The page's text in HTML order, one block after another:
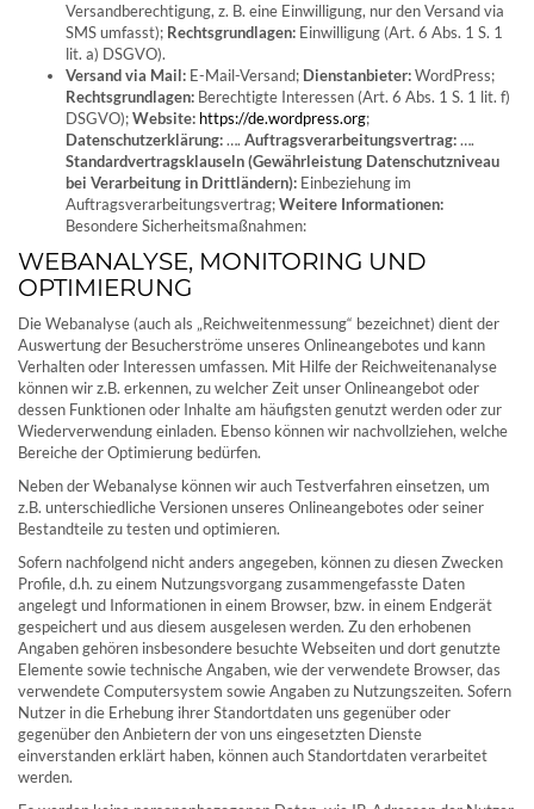
Versandberechtigung, z. B. eine Einwilligung, nur den Versand via
SMS umfasst); Rechtsgrundlagen: Einwilligung (Art. 6 Abs. 1 S. 1
lit. a) DSGVO).
Versand via Mail: E-Mail-Versand; Dienstanbieter:WordPress;
Rechtsgrundlagen: Berechtigte Interessen (Art. 6 Abs. 1 S. 1 lit. f)
DSGVO);Website: https://de.wordpress.org;
Datenschutzerklärung:…. Auftragsverarbeitungsvertrag:….
Standardvertragsklauseln (Gewährleistung Datenschutzniveau
bei Verarbeitung in Drittländern): Einbeziehung im
Auftragsverarbeitungsvertrag;Weitere Informationen:
Besondere Sicherheitsmaßnahmen:
WEBANALYSE, MONITORING UND
OPTIMIERUNG
Die Webanalyse (auch als „Reichweitenmessung“ bezeichnet) dient der
Auswertung der Besucherströme unseres Onlineangebotes und kann
Verhalten oder Interessen umfassen. Mit Hilfe der Reichweitenanalyse
können wir z.B. erkennen, zu welcher Zeit unser Onlineangebot oder
dessen Funktionen oder Inhalte am häufigsten genutzt werden oder zur
Wiederverwendung einladen. Ebenso können wir nachvollziehen, welche
Bereiche der Optimierung bedürfen.
Neben der Webanalyse können wir auch Testverfahren einsetzen, um
z.B. unterschiedliche Versionen unseres Onlineangebotes oder seiner
Bestandteile zu testen und optimieren.
Sofern nachfolgend nicht anders angegeben, können zu diesen Zwecken
Profile, d.h. zu einem Nutzungsvorgang zusammengefasste Daten
angelegt und Informationen in einem Browser, bzw. in einem Endgerät
gespeichert und aus diesem ausgelesen werden. Zu den erhobenen
Angaben gehören insbesondere besuchte Webseiten und dort genutzte
Elemente sowie technische Angaben, wie der verwendete Browser, das
verwendete Computersystem sowie Angaben zu Nutzungszeiten. Sofern
Nutzer in die Erhebung ihrer Standortdaten uns gegenüber oder
gegenüber den Anbietern der von uns eingesetzten Dienste
einverstanden erklärt haben, können auch Standortdaten verarbeitet
werden.